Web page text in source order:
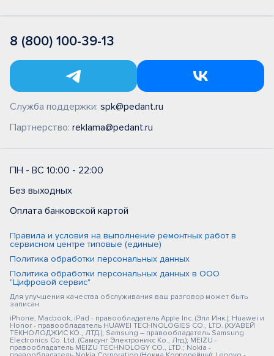
8 (800) 100-39-13
Служба поддержки: spk@pedant.ru
Партнерство: reklama@pedant.ru
ПН - ВС 10:00 - 22:00
Без выходных
Оплата банковской картой
Правила и условия на выполнение ремонтных работ в
сервисном центре типовые (единые)
Политика обработки персональных данных
Политика обработки персональных данных в ООО
"Цифровой сервис"
Для улучшения качества обслуживания ваш разговор может быть
записан
iPhone, Macbook, iPad - правообладатель Apple Inc. (Эпл Инк.); Huawei и
Honor - правообладатель HUAWEI TECHNOLOGIES CO., LTD. (ХУАВЕЙ
ТЕКНОЛОДЖИС КО., ЛТД.); Samsung – правообладатель Samsung
Electronics Co. Ltd. (Самсунг Электроникс Ко., Лтд.); MEIZU -
правообладатель MEIZU TECHNOLOGY CO., LTD.; Nokia -